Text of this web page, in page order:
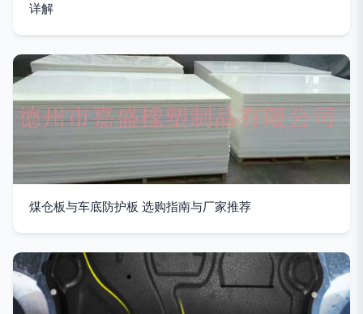
详解
煤仓板与车底防护板 选购指南与厂家推荐